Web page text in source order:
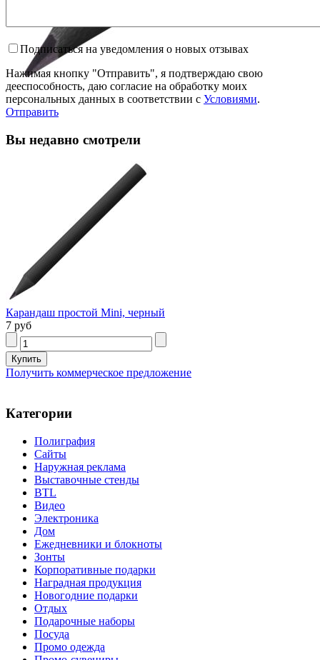
Подписаться на уведомления о новых отзывах
Нажимая кнопку "Отправить", я подтверждаю свою
дееспособность, даю согласие на обработку моих
персональных данных в соответствии с Условиями.
Отправить
Вы недавно смотрели
Карандаш простой Mini, черный
7 руб
Получить коммерческое предложение
Категории
Полиграфия
Сайты
Наружная реклама
Выставочные стенды
BTL
Видео
Электроника
Дом
Ежедневники и блокноты
Зонты
Корпоративные подарки
Наградная продукция
Новогодние подарки
Отдых
Подарочные наборы
Посуда
Промо одежда